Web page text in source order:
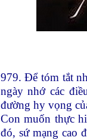
979. Ðể tóm tắt
ngày nhớ các
đường hy vọng
Con muốn thực
đó, sứ mạng cao